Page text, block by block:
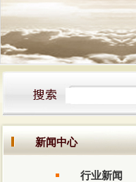
新闻中心
行业新闻